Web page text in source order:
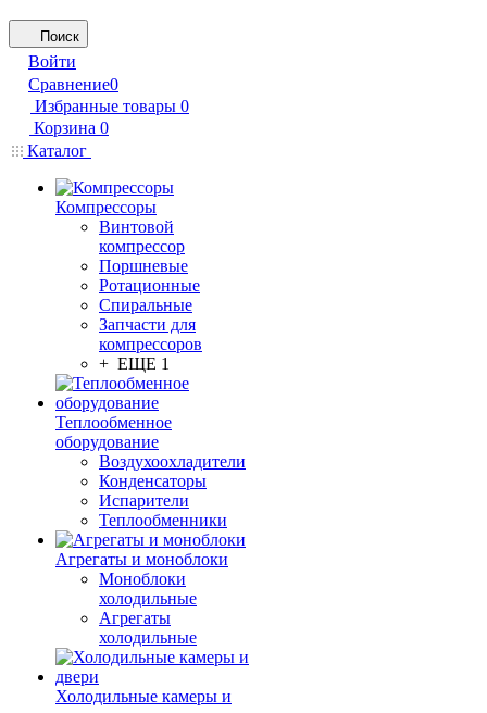
Поиск
Войти
Сравнение0
Избранные товары 0
Корзина 0
Каталог
Компрессоры
Винтовой
компрессор
Поршневые
Ротационные
Спиральные
Запчасти для
компрессоров
+ ЕЩЕ 1
Теплообменное
оборудование
Воздухоохладители
Конденсаторы
Испарители
Теплообменники
Агрегаты и моноблоки
Моноблоки
холодильные
Агрегаты
холодильные
Холодильные камеры и